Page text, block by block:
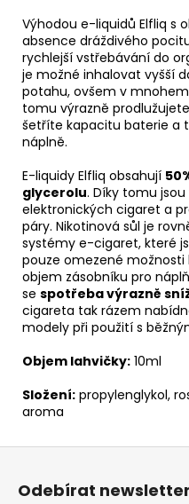
Výhodou e-liquidů Elfliq s
absence dráždivého
rychlejší vstřebávání do
je možné inhalovat vyšší
potahu, ovšem v
tomu výrazně
šetříte kapacitu baterie a
náplně.
E-liquidy Elfliq obsahují
glycerolu. Díky tomu
elektronických cigaret a
páry. Nikotinová sůl je
systémy e-cigaret, které
pouze omezené
objem zásobníku pro
se spotřeba výrazně
cigareta tak rázem
modely při použití s
Objem lahvičky: 10ml
Složení: propylenglykol,
aroma
Z
Odebírat newsletter